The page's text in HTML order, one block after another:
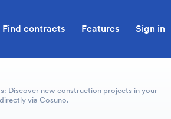
Find contracts Features Sign in
Discover new construction projects in your
via Cosuno.